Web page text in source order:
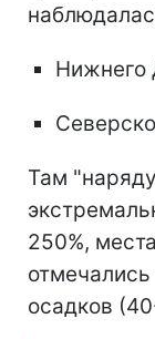
Нижнего
Там
250%,
осадков